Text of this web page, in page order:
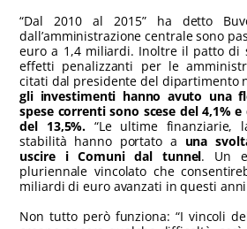
“Dal 2010 al 2015” ha detto
dall’amministrazione centrale sono
euro a 1,4 miliardi. Inoltre il patto di
effetti penalizzanti per le
citati dal presidente del dipartimento
gli investimenti hanno avuto una
spese correnti sono scese del 4,1%
del 13,5%. “Le ultime
stabilità hanno portato a una
uscire i Comuni dal tunnel. Un
pluriennale vincolato che
miliardi di euro avanzati in questi
Non tutto però funziona: “I vincoli